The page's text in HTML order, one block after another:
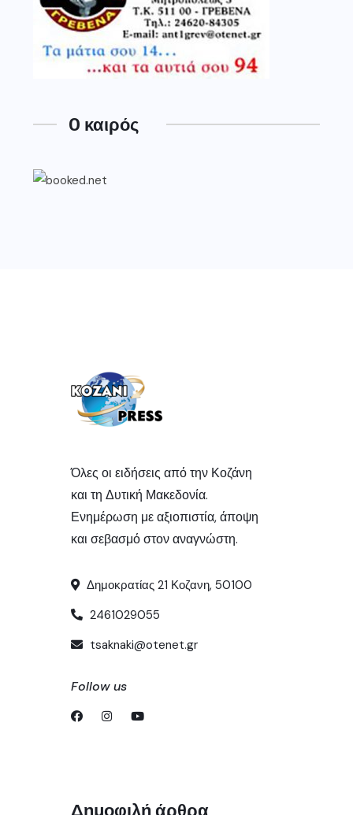
O καιρός
Όλες οι ειδήσεις από την Κοζάνη
και τη Δυτική Μακεδονία.
Ενημέρωση με αξιοπιστία, άποψη
και σεβασμό στον αναγνώστη.
Δημοκρατίας 21 Κοζανη, 50100
2461029055
tsaknaki@otenet.gr
Follow us
Δημοφιλή άρθρα